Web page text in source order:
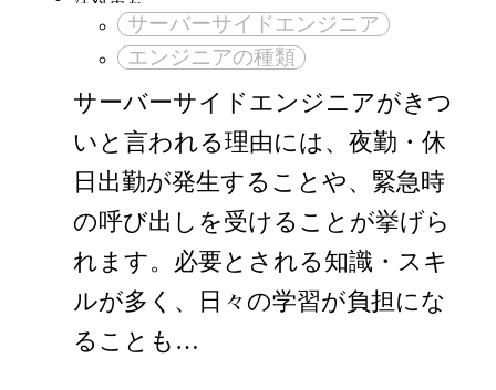
サーバーサイドエンジニア
エンジニアの種類
サーバーサイドエンジニアがきつ
いと言われる理由には、夜勤・休
日出勤が発生することや、緊急時
の呼び出しを受けることが挙げら
れます。必要とされる知識・スキ
ルが多く、日々の学習が負担にな
ることも…